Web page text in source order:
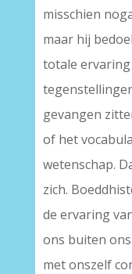
misschien
maar hij
totale
gevangen
of het
wetenschap.
zich.
de ervaring
ons buiten
met onszelf